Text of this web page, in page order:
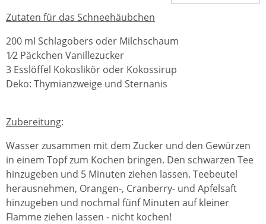
Zutaten für das Schneehäubchen
200 ml Schlagobers oder Milchschaum
1⁄2 Päckchen Vanillezucker
3 Esslöffel Kokoslikör oder Kokossirup
Deko: Thymianzweige und Sternanis
Zubereitung:
Wasser zusammen mit dem Zucker und den Gewürzen
in einem Topf zum Kochen bringen. Den schwarzen Tee
hinzugeben und 5 Minuten ziehen lassen. Teebeutel
herausnehmen, Orangen-, Cranberry- und Apfelsaft
hinzugeben und nochmal fünf Minuten auf kleiner
Flamme ziehen lassen - nicht kochen!